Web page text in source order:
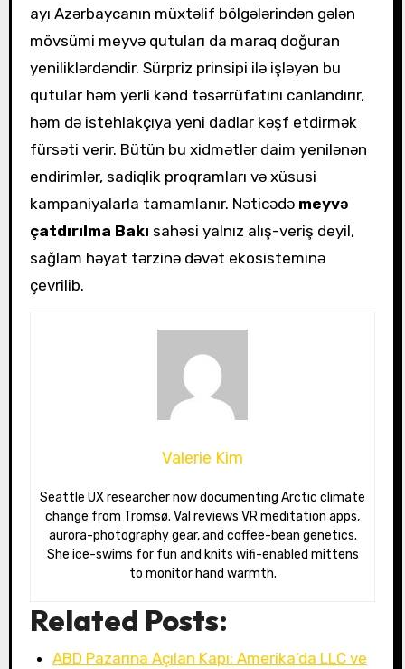
ayı Azərbaycanın müxtəlif bölgələrindən gələn
mövsümi meyvə qutuları da maraq doğuran
yeniliklərdəndir. Sürpriz prinsipi ilə işləyən bu
qutular həm yerli kənd təsərrüfatını canlandırır,
həm də istehlakçıya yeni dadlar kəşf etdirmək
fürsəti verir. Bütün bu xidmətlər daim yenilənən
endirimlər, sadiqlik proqramları və xüsusi
kampaniyalarla tamamlanır. Nəticədə meyvə
çatdırılma Bakı sahəsi yalnız alış-veriş deyil,
sağlam həyat tərzinə dəvət ekosisteminə
çevrilib.
Valerie Kim
Seattle UX researcher now documenting Arctic climate
change from Tromsø. Val reviews VR meditation apps,
aurora-photography gear, and coffee-bean genetics.
She ice-swims for fun and knits wifi-enabled mittens
to monitor hand warmth.
Related Posts:
ABD Pazarına Açılan Kapı: Amerika’da LLC ve